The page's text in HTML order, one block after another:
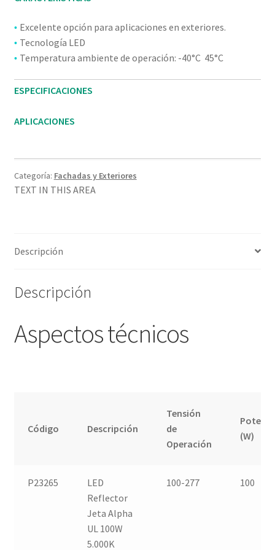
• Excelente opción para aplicaciones en exteriores.
• Tecnología LED
• Temperatura ambiente de operación: -40°C 45°C
ESPECIFICACIONES
APLICACIONES
Categoría: Fachadas y Exteriores
TEXT IN THIS AREA
Descripción
Descripción
Aspectos técnicos
Código Descripción
Tensión
de
Operación
(W)
P23265
LED
Reflector
Jeta Alpha
UL 100W
5.000K
100-277 100